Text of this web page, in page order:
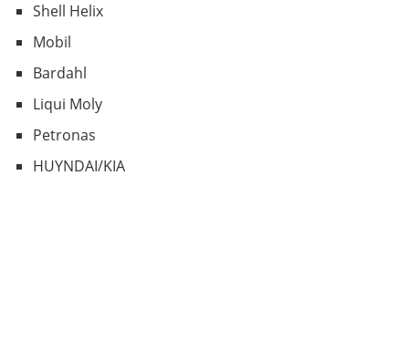
Shell Helix
Mobil
Bardahl
Liqui Moly
Petronas
HUYNDAI/KIA